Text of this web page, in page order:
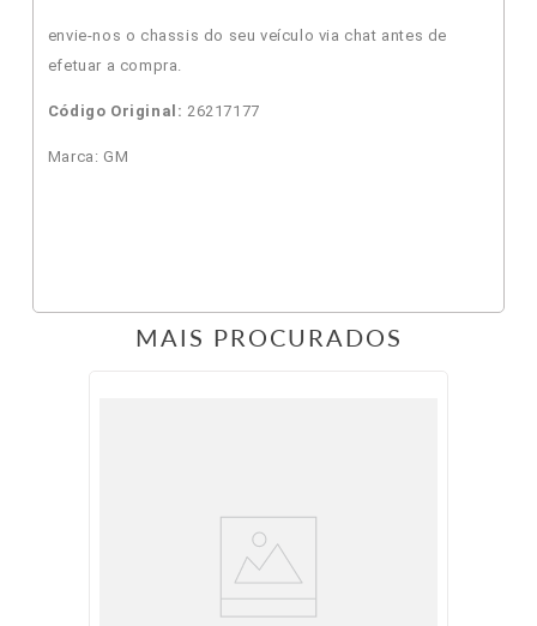
envie-nos o chassis do seu veículo via chat antes de
efetuar a compra.
Código Original: 26217177
Marca: GM
MAIS PROCURADOS